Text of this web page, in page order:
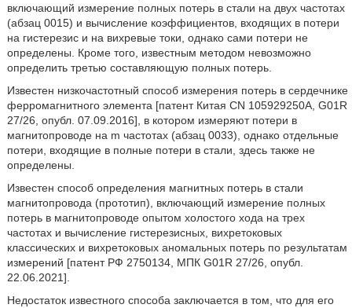
включающий измерение полных потерь в стали на двух частотах
(абзац 0015) и вычисление коэффициентов, входящих в потери
на гистерезис и на вихревые токи, однако сами потери не
определены. Кроме того, известным методом невозможно
определить третью составляющую полных потерь.
Известен низкочастотный способ измерения потерь в сердечнике
ферромагнитного элемента [патент Китая CN 105929250А, G01R
27/26, опубл. 07.09.2016], в котором измеряют потери в
магнитопроводе на m частотах (абзац 0033), однако отдельные
потери, входящие в полные потери в стали, здесь также не
определены.
Известен способ определения магнитных потерь в стали
магнитопровода (прототип), включающий измерение полных
потерь в магнитопроводе опытом холостого хода на трех
частотах и вычисление гистерезисных, вихретоковых
классических и вихретоковых аномальных потерь по результатам
измерений [патент РФ 2750134, МПК G01R 27/26, опубл.
22.06.2021].
Недостаток известного способа заключается в том, что для его